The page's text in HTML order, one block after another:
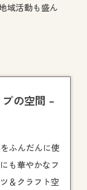
域活動も盛ん
の空間 –
ふんだんに使
も華やかなフ
＆クラフト空